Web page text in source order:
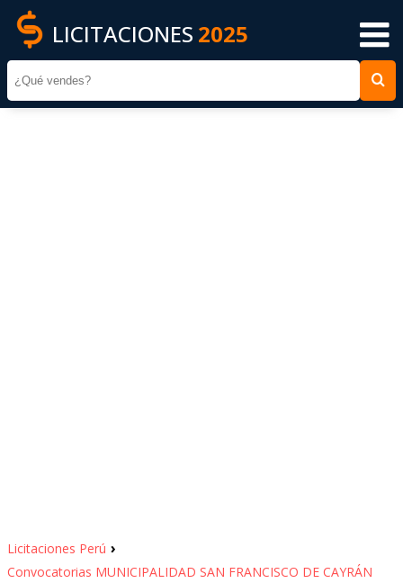
LICITACIONES 2025
Licitaciones Perú ›
Convocatorias MUNICIPALIDAD SAN FRANCISCO DE CAYRÁN